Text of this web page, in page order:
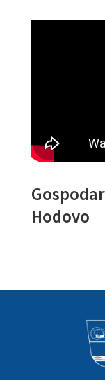
Hodovo